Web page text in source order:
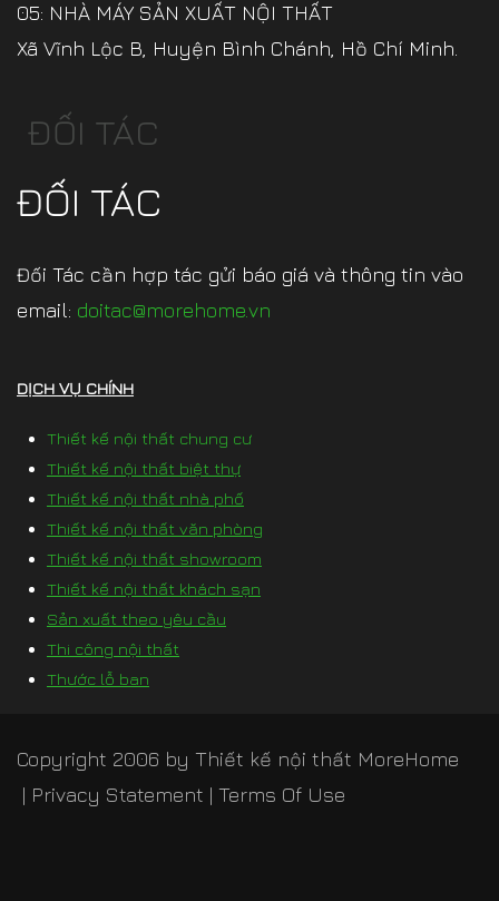
05: NHÀ MÁY SẢN XUẤT NỘI THẤT
Xã Vĩnh Lộc B, Huyện Bình Chánh, Hồ Chí Minh.
ĐỐI TÁC
ĐỐI TÁC
Đối Tác cần hợp tác gửi báo giá và thông tin vào
email: doitac@morehome.vn
DỊCH VỤ CHÍNH
Thiết kế nội thất chung cư
Thiết kế nội thất biệt thự
Thiết kế nội thất nhà phố
Thiết kế nội thất văn phòng
Thiết kế nội thất showroom
Thiết kế nội thất khách sạn
Sản xuất theo yêu cầu
Thi công nội thất
Thước lỗ ban
Copyright 2006 by Thiết kế nội thất MoreHome
| Privacy Statement | Terms Of Use